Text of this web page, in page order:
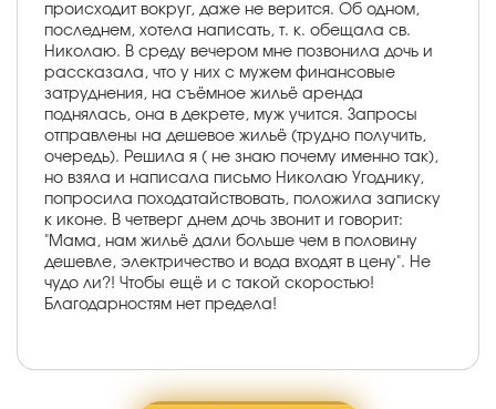
происходит вокруг, даже не верится. Об одном,
последнем, хотела написать, т. к. обещала св.
Николаю. В среду вечером мне позвонила дочь и
рассказала, что у них с мужем финансовые
затруднения, на съёмное жильё аренда
поднялась, она в декрете, муж учится. Запросы
отправлены на дешевое жильё (трудно получить,
очередь). Решила я ( не знаю почему именно так),
но взяла и написала письмо Николаю Угоднику,
попросила походатайствовать, положила записку
к иконе. В четверг днем дочь звонит и говорит:
"Мама, нам жильё дали больше чем в половину
дешевле, электричество и вода входят в цену". Не
чудо ли?! Чтобы ещё и с такой скоростью!
Благодарностям нет предела!